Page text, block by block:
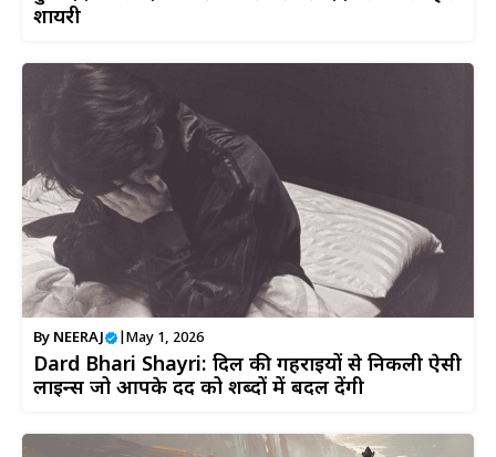
शायरी
By NEERAJ May 1, 2026
Dard Bhari Shayri: दिल की गहराइयों से निकली ऐसी
लाइन्स जो आपके दर्द को शब्दों में बदल देंगी